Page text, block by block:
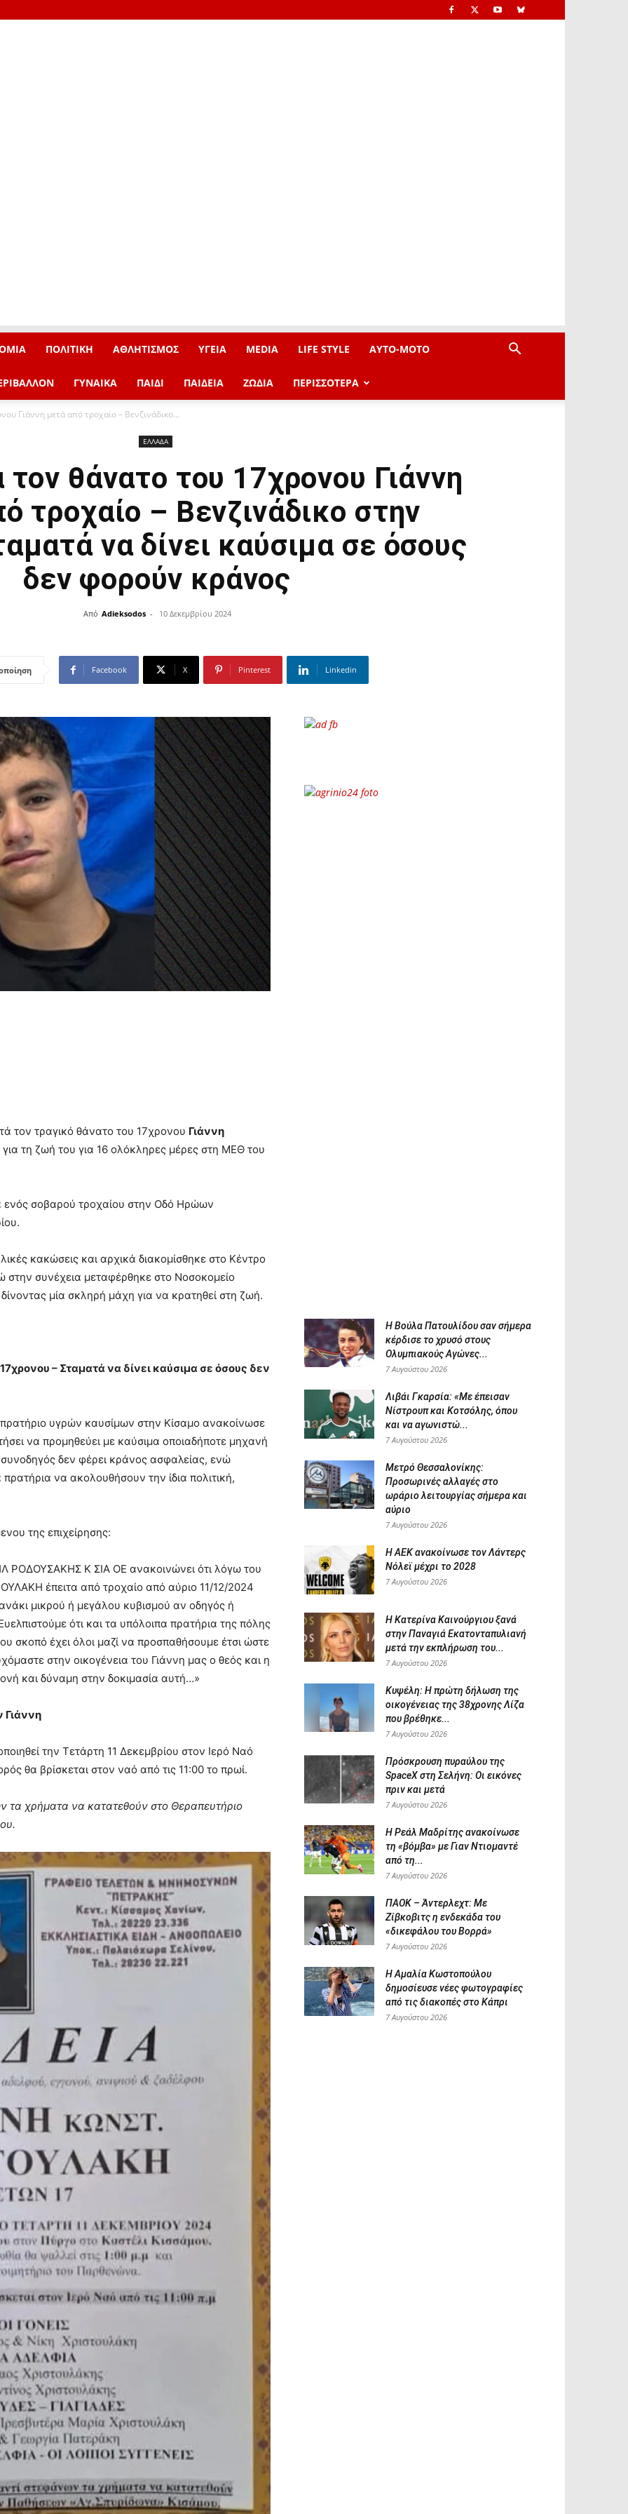
ΠΟΛΙΤΙΚΗ ΑΘΛΗΤΙΣΜΟΣ ΥΓΕΙΑ MEDIA LIFE STYLE AYTO-ΜOTO
ΓΥΝΑΙΚΑ ΠΑΙΔΙ ΠΑΙΔΕΙΑ ΖΩΔΙΑ ΠΕΡΙΣΣΟΤΕΡΑ
Γιάννη μετά από τροχαίο – Βενζινάδικο...
ΕΛΛΑΔΑ
τον θάνατο του 17χρονου Γιάννη
τροχαίο – Βενζινάδικο στην
να δίνει καύσιμα σε όσους
δεν φορούν κράνος
Από Adieksodos - 10 Δεκεμβρίου 2024
Facebook X Pinterest Linkedin
τον τραγικό θάνατο του 17χρονου Γιάννη
τη ζωή του για 16 ολόκληρες μέρες στη ΜΕΘ του
ενός σοβαρού τροχαίου στην Οδό Ηρώων
κακώσεις και αρχικά διακομίσθηκε στο Κέντρο
στην συνέχεια μεταφέρθηκε στο Νοσοκομείο
μία σκληρή μάχη για να κρατηθεί στη ζωή.
– Σταματά να δίνει καύσιμα σε όσους δεν
υγρών καυσίμων στην Κίσαμο ανακοίνωσε
να προμηθεύει με καύσιμα οποιαδήποτε μηχανή
δεν φέρει κράνος ασφαλείας, ενώ
να ακολουθήσουν την ίδια πολιτική,
της επιχείρησης:
Κ ΣΙΑ ΟΕ ανακοινώνει ότι λόγω του
έπειτα από τροχαίο από αύριο 11/12/2024
μικρού ή μεγάλου κυβισμού αν οδηγός ή
ότι και τα υπόλοιπα πρατήρια της πόλης
σκοπό έχει όλοι μαζί να προσπαθήσουμε έτσι ώστε
στην οικογένεια του Γιάννη μας ο θεός και η
και δύναμη στην δοκιμασία αυτή…»
Γιάννη
την Τετάρτη 11 Δεκεμβρίου στον Ιερό Ναό
θα βρίσκεται στον ναό από τις 11:00 το πρωί.
τα χρήματα να κατατεθούν στο Θεραπευτήριο
Η Βούλα Πατουλίδου σαν σήμερα
κέρδισε το χρυσό στους
Ολυμπιακούς Αγώνες...
7 Αυγούστου 2026
Λιβάι Γκαρσία: «Με έπεισαν
Νίστρουπ και Κοτσόλης, όπου
και να αγωνιστώ...
7 Αυγούστου 2026
Μετρό Θεσσαλονίκης:
Προσωρινές αλλαγές στο
ωράριο λειτουργίας σήμερα και
αύριο
7 Αυγούστου 2026
Η ΑΕΚ ανακοίνωσε τον Λάντερς
Νόλεϊ μέχρι το 2028
7 Αυγούστου 2026
Η Κατερίνα Καινούργιου ξανά
στην Παναγιά Εκατονταπυλιανή
μετά την εκπλήρωση του...
7 Αυγούστου 2026
Κυψέλη: Η πρώτη δήλωση της
οικογένειας της 38χρονης Λίζα
που βρέθηκε...
7 Αυγούστου 2026
Πρόσκρουση πυραύλου της
SpaceX στη Σελήνη: Οι εικόνες
πριν και μετά
7 Αυγούστου 2026
Η Ρεάλ Μαδρίτης ανακοίνωσε
τη «βόμβα» με Γιαν Ντιομαντέ
από τη...
7 Αυγούστου 2026
ΠΑΟΚ – Άντερλεχτ: Με
Ζίβκοβιτς η ενδεκάδα του
«δικεφάλου του Βορρά»
7 Αυγούστου 2026
Η Αμαλία Κωστοπούλου
δημοσίευσε νέες φωτογραφίες
από τις διακοπές στο Κάπρι
7 Αυγούστου 2026